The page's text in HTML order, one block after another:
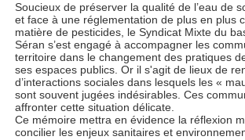
Soucieux de préserver la qualité de l’eau de
et face à une réglementation de plus en plus
matière de pesticides, le Syndicat Mixte du
Séran s’est engagé à accompagner les
territoire dans le changement des pratiques
ses espaces publics. Or il s'agit de lieux de
d’interactions sociales dans lesquels les «
sont souvent jugées indésirables. Ces
affronter cette situation délicate.
Ce mémoire mettra en évidence la réflexion
concilier les enjeux sanitaires et